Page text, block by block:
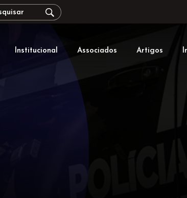
Institucional Associados Artigos